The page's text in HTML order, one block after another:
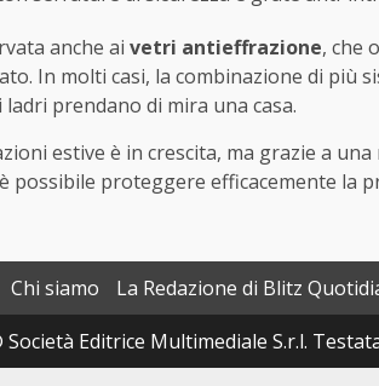
anche ai vetri antieffrazione, che
In molti casi, la combinazione di più
prendano di mira una casa.
estive è in crescita, ma grazie a
proteggere efficacemente la
Chi siamo La Redazione di Blitz
Editrice Multimediale S.r.l.